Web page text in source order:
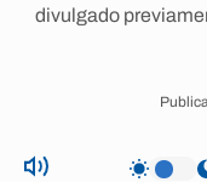
divulgado